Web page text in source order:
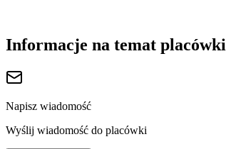
Informacje na temat placówki
Napisz wiadomość
Wyślij wiadomość do placówki